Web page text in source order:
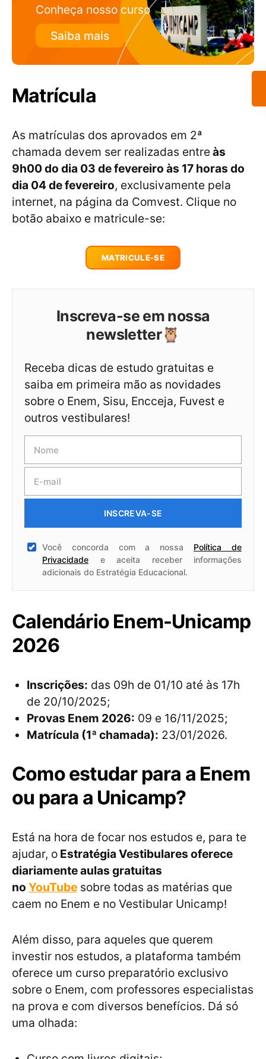
Conheça nosso curso
Saiba mais
Matrícula
As matrículas dos aprovados em 2ª
chamada devem ser realizadas entreàs
9h00 do dia 03 de fevereiro às 17 horas do
dia 04 de fevereiro, exclusivamente pela
internet, na página da Comvest. Clique no
botão abaixo e matricule-se:
MATRICULE-SE
Inscreva-se em nossa
newsletter🦉
Receba dicas de estudo gratuitas e
saiba em primeira mão as novidades
sobre o Enem, Sisu, Encceja, Fuvest e
outros vestibulares!
INSCREVA-SE
Você concorda com a nossa Política de
Privacidade e aceita receber informações
adicionais do Estratégia Educacional.
Calendário Enem-Unicamp
2026
Inscrições: das 09h de 01/10 até às 17h
de 20/10/2025;
Provas Enem 2026: 09 e 16/11/2025;
Matrícula (1ª chamada): 23/01/2026.
Como estudar para a Enem
ou para a Unicamp?
Está na hora de focar nos estudos e, para te
ajudar, o Estratégia Vestibulares oferece
diariamente aulas gratuitas
no YouTube sobre todas as matérias que
caem no Enem e no Vestibular Unicamp!
Além disso, para aqueles que querem
investir nos estudos, a plataforma também
oferece um curso preparatório exclusivo
sobre o Enem, com professores especialistas
na prova e com diversos benefícios. Dá só
uma olhada: